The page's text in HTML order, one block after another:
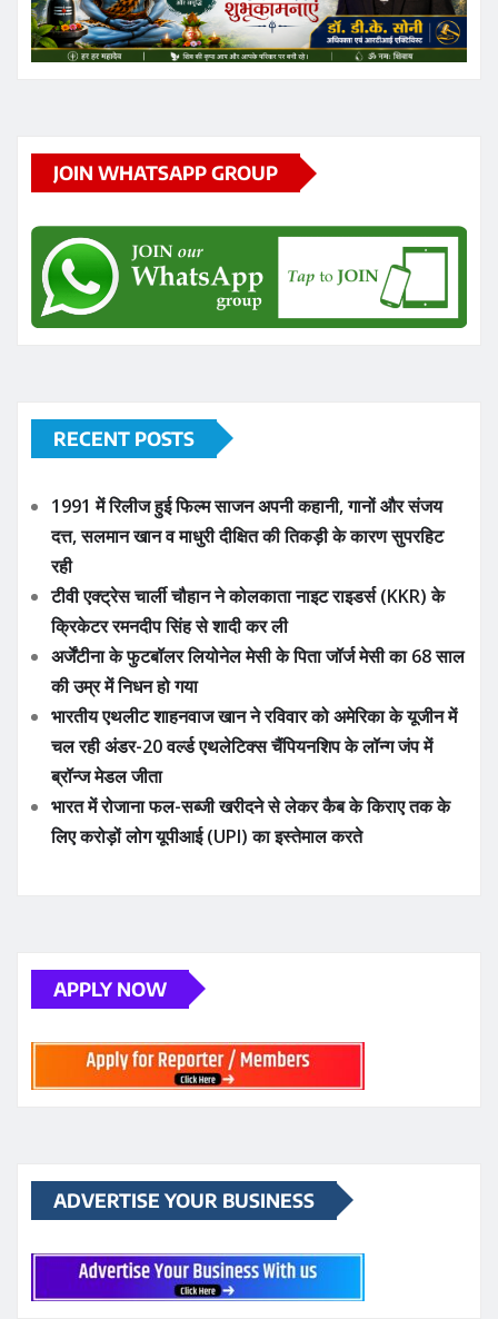
JOIN WHATSAPP GROUP
RECENT POSTS
1991 में रिलीज हुई फिल्म साजन अपनी कहानी, गानों और संजय
दत्त, सलमान खान व माधुरी दीक्षित की तिकड़ी के कारण सुपरहिट
रही
टीवी एक्ट्रेस चार्ली चौहान ने कोलकाता नाइट राइडर्स (KKR) के
क्रिकेटर रमनदीप सिंह से शादी कर ली
अर्जेंटीना के फुटबॉलर लियोनेल मेसी के पिता जॉर्ज मेसी का 68 साल
की उम्र में निधन हो गया
भारतीय एथलीट शाहनवाज खान ने रविवार को अमेरिका के यूजीन में
चल रही अंडर-20 वर्ल्ड एथलेटिक्स चैंपियनशिप के लॉन्ग जंप में
ब्रॉन्ज मेडल जीता
भारत में रोजाना फल-सब्जी खरीदने से लेकर कैब के किराए तक के
लिए करोड़ों लोग यूपीआई (UPI) का इस्तेमाल करते
APPLY NOW
ADVERTISE YOUR BUSINESS